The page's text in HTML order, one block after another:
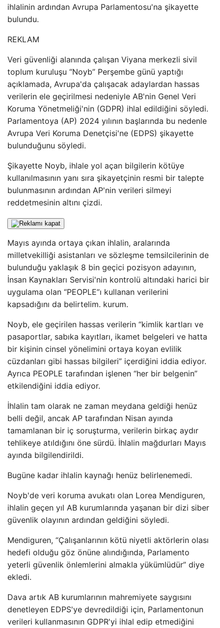
ihlalinin ardından Avrupa Parlamentosu'na şikayette
bulundu.
REKLAM
Veri güvenliği alanında çalışan Viyana merkezli sivil
toplum kuruluşu “Noyb” Perşembe günü yaptığı
açıklamada, Avrupa'da çalışacak adaylardan hassas
verilerin ele geçirilmesi nedeniyle AB'nin Genel Veri
Koruma Yönetmeliği'nin (GDPR) ihlal edildiğini söyledi.
Parlamentoya (AP) 2024 yılının başlarında bu nedenle
Avrupa Veri Koruma Denetçisi'ne (EDPS) şikayette
bulunduğunu söyledi.
Şikayette Noyb, ihlale yol açan bilgilerin kötüye
kullanılmasının yanı sıra şikayetçinin resmi bir talepte
bulunmasının ardından AP'nin verileri silmeyi
reddetmesinin altını çizdi.
Mayıs ayında ortaya çıkan ihlalin, aralarında
milletvekilliği asistanları ve sözleşme temsilcilerinin de
bulunduğu yaklaşık 8 bin geçici pozisyon adayının,
İnsan Kaynakları Servisi'nin kontrolü altındaki harici bir
uygulama olan “PEOPLE”ı kullanan verilerini
kapsadığını da belirtelim. kurum.
Noyb, ele geçirilen hassas verilerin “kimlik kartları ve
pasaportlar, sabıka kayıtları, ikamet belgeleri ve hatta
bir kişinin cinsel yönelimini ortaya koyan evlilik
cüzdanları gibi hassas bilgileri” içerdiğini iddia ediyor.
Ayrıca PEOPLE tarafından işlenen “her bir belgenin”
etkilendiğini iddia ediyor.
İhlalin tam olarak ne zaman meydana geldiği henüz
belli değil, ancak AP tarafından Nisan ayında
tamamlanan bir iç soruşturma, verilerin birkaç aydır
tehlikeye atıldığını öne sürdü. İhlalin mağdurları Mayıs
ayında bilgilendirildi.
Bugüne kadar ihlalin kaynağı henüz belirlenemedi.
Noyb'de veri koruma avukatı olan Lorea Mendiguren,
ihlalin geçen yıl AB kurumlarında yaşanan bir dizi siber
güvenlik olayının ardından geldiğini söyledi.
Mendiguren, “Çalışanlarının kötü niyetli aktörlerin olası
hedefi olduğu göz önüne alındığında, Parlamento
yeterli güvenlik önlemlerini almakla yükümlüdür” diye
ekledi.
Dava artık AB kurumlarının mahremiyete saygısını
denetleyen EDPS'ye devredildiği için, Parlamentonun
verileri kullanmasının GDPR'yi ihlal edip etmediğini